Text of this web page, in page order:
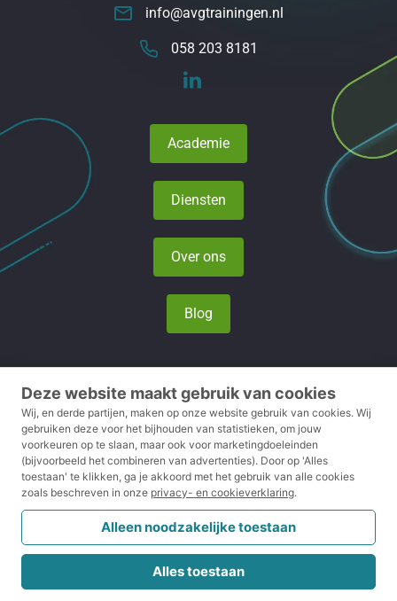
Deze website maakt gebruik van cookies
Wij, en derde partijen, maken op onze website gebruik van cookies. Wij
gebruiken deze voor het bijhouden van statistieken, om jouw
voorkeuren op te slaan, maar ook voor marketingdoeleinden
(bijvoorbeeld het combineren van advertenties). Door op 'Alles
toestaan' te klikken, ga je akkoord met het gebruik van alle cookies
zoals beschreven in onze privacy- en cookieverklaring.
Alleen noodzakelijke toestaan
Alles toestaan
058 203 8181
info@avgtrainingen.nl
Academie
Diensten
Over ons
Blog
Privacy- en cookieverklaring
Voorwaarden
Disclaimer
Klachtenreglement
CRKBO